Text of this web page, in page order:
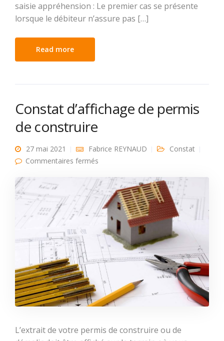
saisie appréhension : Le premier cas se présente
lorsque le débiteur n’assure pas […]
Read more
Constat d’affichage de permis
de construire
27 mai 2021 Fabrice REYNAUD
Constat
Commentaires fermés
L’extrait de votre permis de construire ou de